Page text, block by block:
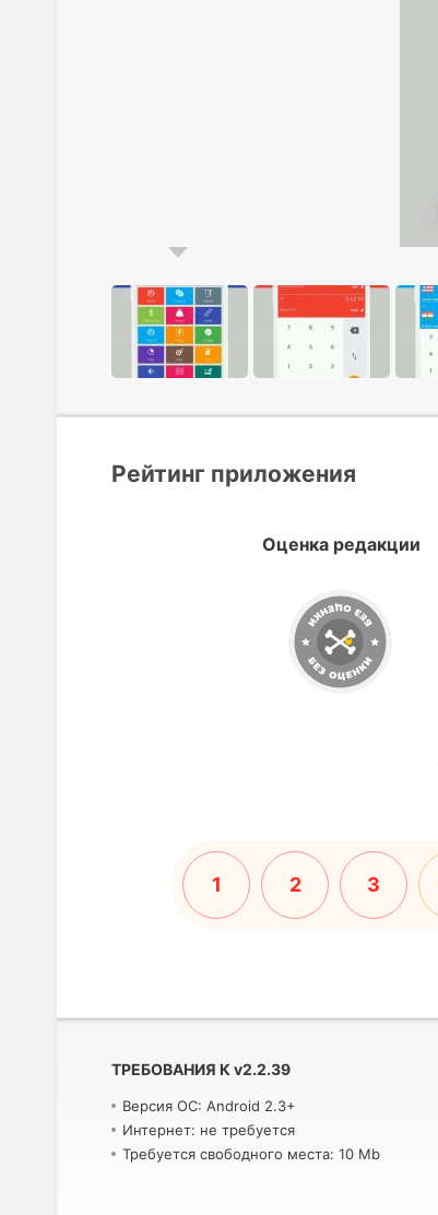
Рейтинг приложения
Оценка редакции
1 2 3
ТРЕБОВАНИЯ К v2.2.39
Версия ОС: Android 2.3+
Интернет: не требуется
Требуется свободного места: 10 Mb